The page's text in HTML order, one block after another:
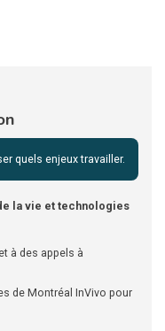
quels enjeux travailler.
la vie et technologies
à des appels à
de Montréal InVivo pour